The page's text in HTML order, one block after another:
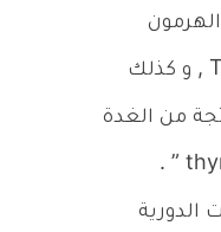
, و كذلك
من الغدة
” .
الدورية